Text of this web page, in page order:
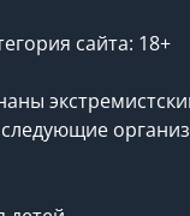
сайта: 18+